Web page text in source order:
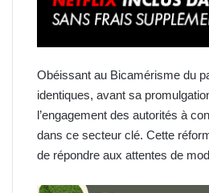
Obéissant au Bicamérisme du
identiques, avant sa
l’engagement des autorités à
dans ce secteur clé. Cette
de répondre aux attentes de